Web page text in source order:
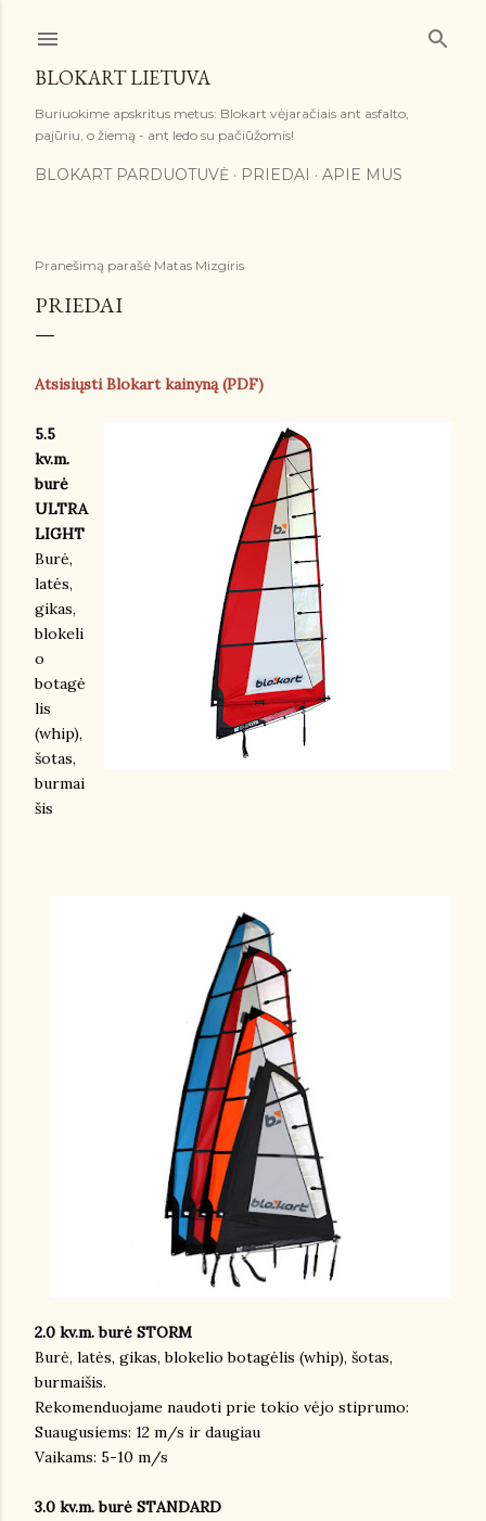
BLOKART LIETUVA
Buriuokime apskritus metus: Blokart vėjaračiais ant asfalto,
pajūriu, o žiemą - ant ledo su pačiūžomis!
BLOKART PARDUOTUVĖ PRIEDAI APIE MUS
Pranešimą parašė Matas Mizgiris
PRIEDAI
Atsisiųsti Blokart kainyną (PDF)
5.5
kv.m.
burė
ULTRA
LIGHT
Burė,
latės,
gikas,
blokeli
o
botagė
lis
(whip),
šotas,
burmai
šis
2.0 kv.m. burė STORM
Burė, latės, gikas, blokelio botagėlis (whip), šotas,
burmaišis.
Rekomenduojame naudoti prie tokio vėjo stiprumo:
Suaugusiems: 12 m/s ir daugiau
Vaikams: 5-10 m/s
3.0 kv.m. burė STANDARD